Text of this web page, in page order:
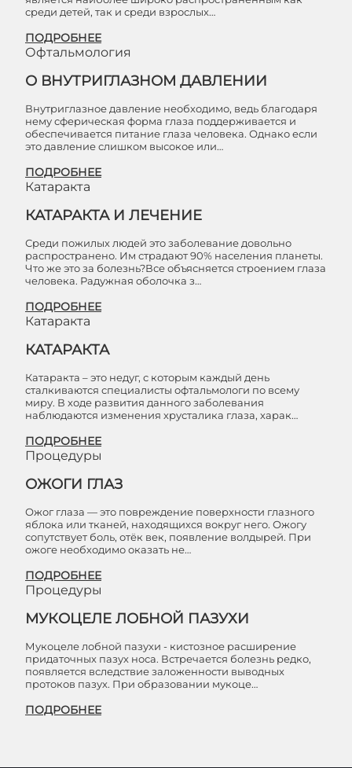
среди детей, так и среди взрослых…
ПОДРОБНЕЕ
Офтальмология
О ВНУТРИГЛАЗНОМ ДАВЛЕНИИ
Внутриглазное давление необходимо, ведь благодаря
нему сферическая форма глаза поддерживается и
обеспечивается питание глаза человека. Однако если
это давление слишком высокое или…
ПОДРОБНЕЕ
Катаракта
КАТАРАКТА И ЛЕЧЕНИЕ
Среди пожилых людей это заболевание довольно
распространено. Им страдают 90% населения планеты.
Что же это за болезнь?Все объясняется строением глаза
человека. Радужная оболочка з…
ПОДРОБНЕЕ
Катаракта
КАТАРАКТА
Катаракта – это недуг, с которым каждый день
сталкиваются специалисты офтальмологи по всему
миру. В ходе развития данного заболевания
наблюдаются изменения хрусталика глаза, харак…
ПОДРОБНЕЕ
Процедуры
ОЖОГИ ГЛАЗ
Ожог глаза — это повреждение поверхности глазного
яблока или тканей, находящихся вокруг него. Ожогу
сопутствует боль, отёк век, появление волдырей. При
ожоге необходимо оказать не…
ПОДРОБНЕЕ
Процедуры
МУКОЦЕЛЕ ЛОБНОЙ ПАЗУХИ
Мукоцеле лобной пазухи - кистозное расширение
придаточных пазух носа. Встречается болезнь редко,
появляется вследствие заложенности выводных
протоков пазух. При образовании мукоце…
ПОДРОБНЕЕ